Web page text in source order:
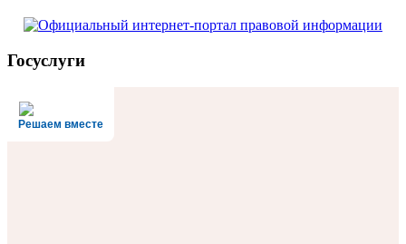
Госуслуги
Решаем вместе